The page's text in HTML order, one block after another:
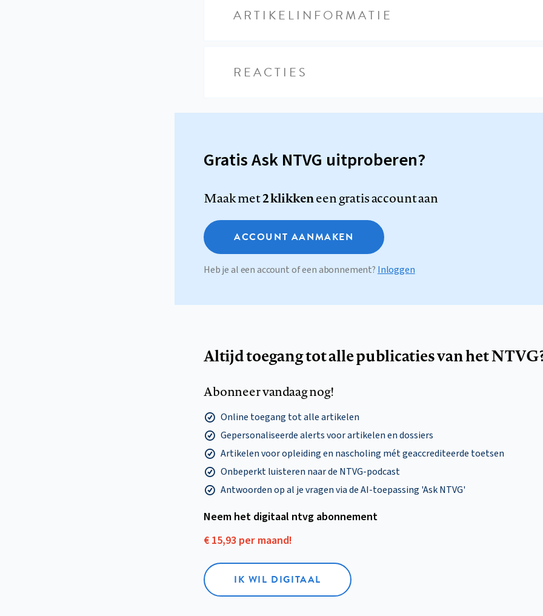
ARTIKELINFORMATIE
REACTIES
Gratis Ask NTVG uitproberen?
Maak met2 klikkeneen gratis account aan
ACCOUNT AANMAKEN
Heb je al een account of een abonnement? Inloggen
Altijd toegang tot alle publicaties van het
Abonneer vandaag nog!
Online toegang tot alle artikelen
Gepersonaliseerde alerts voor artikelen en dossiers
Artikelen voor opleiding en nascholing mét geaccrediteerde toetsen
Onbeperkt luisteren naar de NTVG-podcast
Antwoorden op al je vragen via de AI-toepassing 'Ask NTVG'
Neem het digitaal ntvg abonnement
€ 15,93 per maand!
IK WIL DIGITAAL